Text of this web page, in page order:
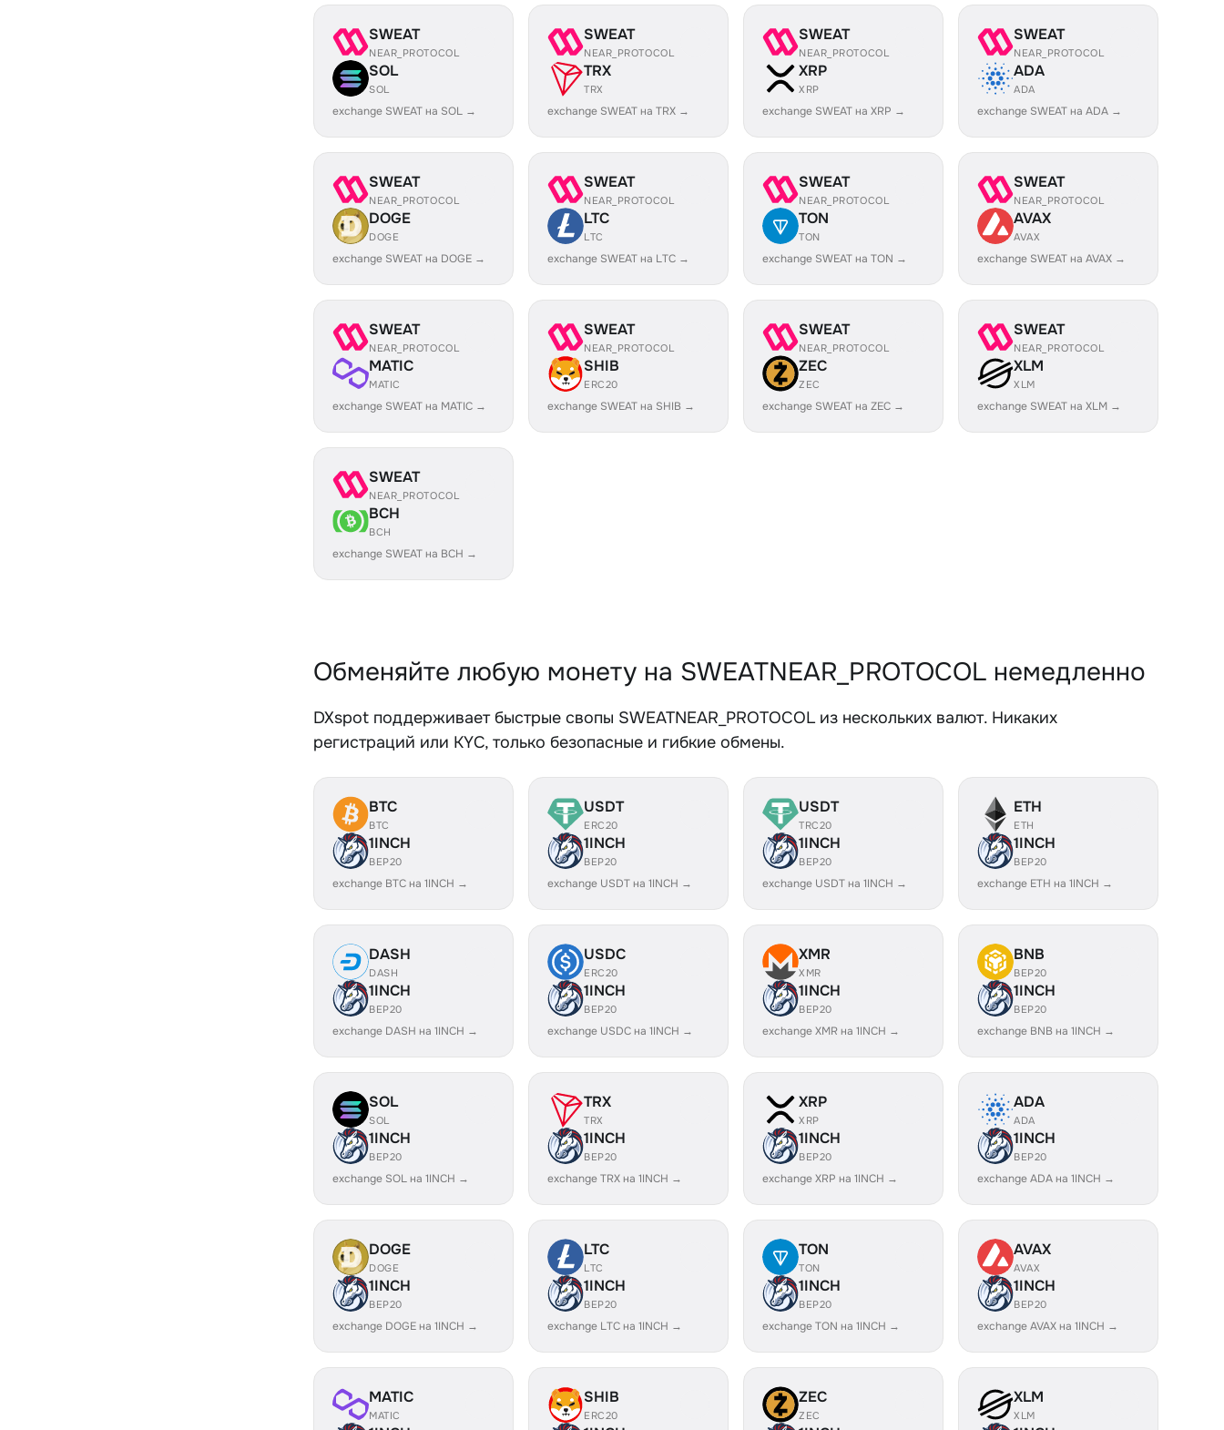
SWEAT
NEAR_PROTOCOL
SOL
SOL
exchange SWEAT на SOL →
SWEAT
NEAR_PROTOCOL
TRX
TRX
exchange SWEAT на TRX →
SWEAT
NEAR_PROTOCOL
XRP
XRP
exchange SWEAT на XRP →
SWEAT
NEAR_PROTOCOL
ADA
ADA
exchange SWEAT на ADA →
SWEAT
NEAR_PROTOCOL
DOGE
DOGE
exchange SWEAT на DOGE →
SWEAT
NEAR_PROTOCOL
LTC
LTC
exchange SWEAT на LTC →
SWEAT
NEAR_PROTOCOL
TON
TON
exchange SWEAT на TON →
SWEAT
NEAR_PROTOCOL
AVAX
AVAX
exchange SWEAT на AVAX →
SWEAT
NEAR_PROTOCOL
MATIC
MATIC
exchange SWEAT на MATIC →
SWEAT
NEAR_PROTOCOL
SHIB
ERC20
exchange SWEAT на SHIB →
SWEAT
NEAR_PROTOCOL
ZEC
ZEC
exchange SWEAT на ZEC →
SWEAT
NEAR_PROTOCOL
XLM
XLM
exchange SWEAT на XLM →
SWEAT
NEAR_PROTOCOL
BCH
BCH
exchange SWEAT на BCH →
Обменяйте любую монету на SWEATNEAR_PROTOCOL немедленно
DXspot поддерживает быстрые свопы SWEATNEAR_PROTOCOL из нескольких валют. Никаких
регистраций или KYC, только безопасные и гибкие обмены.
BTC
BTC
1INCH
BEP20
exchange BTC на 1INCH →
USDT
ERC20
1INCH
BEP20
exchange USDT на 1INCH →
USDT
TRC20
1INCH
BEP20
exchange USDT на 1INCH →
ETH
ETH
1INCH
BEP20
exchange ETH на 1INCH →
DASH
DASH
1INCH
BEP20
exchange DASH на 1INCH →
USDC
ERC20
1INCH
BEP20
exchange USDC на 1INCH →
XMR
XMR
1INCH
BEP20
exchange XMR на 1INCH →
BNB
BEP20
1INCH
BEP20
exchange BNB на 1INCH →
SOL
SOL
1INCH
BEP20
exchange SOL на 1INCH →
TRX
TRX
1INCH
BEP20
exchange TRX на 1INCH →
XRP
XRP
1INCH
BEP20
exchange XRP на 1INCH →
ADA
ADA
1INCH
BEP20
exchange ADA на 1INCH →
DOGE
DOGE
1INCH
BEP20
exchange DOGE на 1INCH →
LTC
LTC
1INCH
BEP20
exchange LTC на 1INCH →
TON
TON
1INCH
BEP20
exchange TON на 1INCH →
AVAX
AVAX
1INCH
BEP20
exchange AVAX на 1INCH →
MATIC
MATIC
SHIB
ERC20
ZEC
ZEC
XLM
XLM